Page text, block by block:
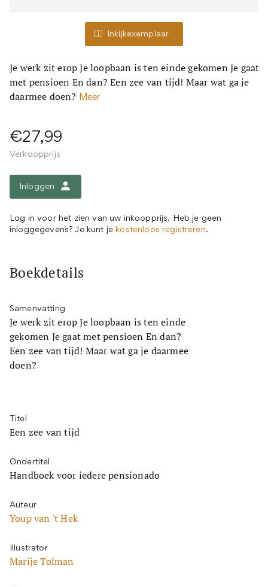
Inkijkexemplaar
Je werk zit erop Je loopbaan is ten einde gekomen Je gaat
met pensioen En dan? Een zee van tijd! Maar wat ga je
daarmee doen?
Meer
€27,99
Verkoopprijs
Inloggen
Log in voor het zien van uw inkoopprijs. Heb je geen
inloggegevens? Je kunt je kostenloos registreren.
Boekdetails
Samenvatting
Je werk zit erop Je loopbaan is ten einde
gekomen Je gaat met pensioen En dan?
Een zee van tijd! Maar wat ga je daarmee
doen?
Titel
Een zee van tijd
Ondertitel
Handboek voor iedere pensionado
Auteur
Youp van 't Hek
Illustrator
Marije Tolman